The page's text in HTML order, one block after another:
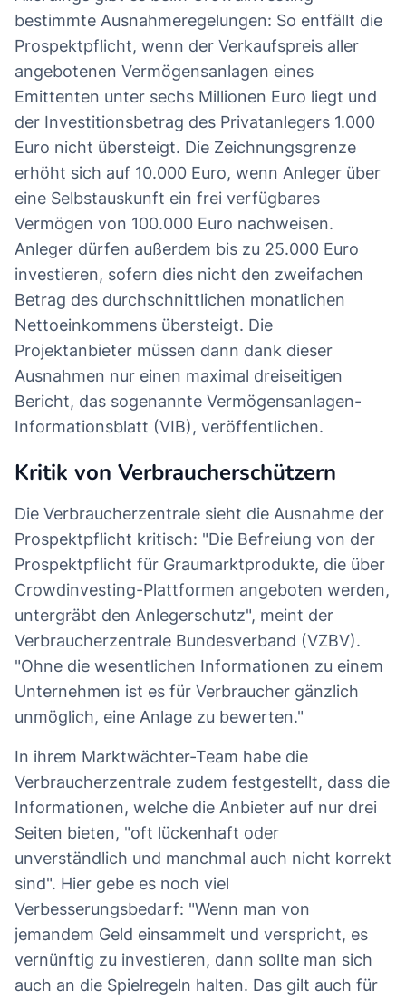
bestimmte Ausnahmeregelungen: So entfällt die
Prospektpflicht, wenn der Verkaufspreis aller
angebotenen Vermögensanlagen eines
Emittenten unter sechs Millionen Euro liegt und
der Investitionsbetrag des Privatanlegers 1.000
Euro nicht übersteigt. Die Zeichnungsgrenze
erhöht sich auf 10.000 Euro, wenn Anleger über
eine Selbstauskunft ein frei verfügbares
Vermögen von 100.000 Euro nachweisen.
Anleger dürfen außerdem bis zu 25.000 Euro
investieren, sofern dies nicht den zweifachen
Betrag des durchschnittlichen monatlichen
Nettoeinkommens übersteigt. Die
Projektanbieter müssen dann dank dieser
Ausnahmen nur einen maximal dreiseitigen
Bericht, das sogenannte Vermögensanlagen-
Informationsblatt (VIB), veröffentlichen.
Kritik von Verbraucherschützern
Die Verbraucherzentrale sieht die Ausnahme der
Prospektpflicht kritisch: "Die Befreiung von der
Prospektpflicht für Graumarktprodukte, die über
Crowdinvesting-Plattformen angeboten werden,
untergräbt den Anlegerschutz", meint der
Verbraucherzentrale Bundesverband (VZBV).
"Ohne die wesentlichen Informationen zu einem
Unternehmen ist es für Verbraucher gänzlich
unmöglich, eine Anlage zu bewerten."
In ihrem Marktwächter-Team habe die
Verbraucherzentrale zudem festgestellt, dass die
Informationen, welche die Anbieter auf nur drei
Seiten bieten, "oft lückenhaft oder
unverständlich und manchmal auch nicht korrekt
sind". Hier gebe es noch viel
Verbesserungsbedarf: "Wenn man von
jemandem Geld einsammelt und verspricht, es
vernünftig zu investieren, dann sollte man sich
auch an die Spielregeln halten. Das gilt auch für